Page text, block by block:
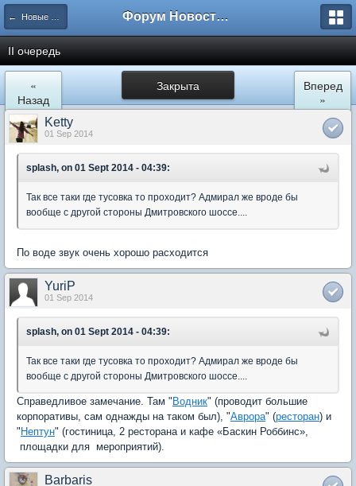
← Новые Водники Форум Новостройки
II очередь
Закрыта
«
Назад
Вперед
»
Ketty
01 Sep 2014
splash, on 01 Sept 2014 - 04:39:
Так все таки где тусовка то проходит? Адмирал же вроде бы
вообще с другой стороны Дмитровского шоссе....
По воде звук очень хорошо расходится
YuriP
01 Sep 2014
splash, on 01 Sept 2014 - 04:39:
Так все таки где тусовка то проходит? Адмирал же вроде бы
вообще с другой стороны Дмитровского шоссе....
Справедливое замечание. Там " Водник" (проводит большие
корпоративы, сам однажды на таком был), "Аврора" (ресторан) и
" Нептун" (гостиница, 2 ресторана и кафе «Баскин Роббинс»,
площадки для мероприятий).
Barbaris